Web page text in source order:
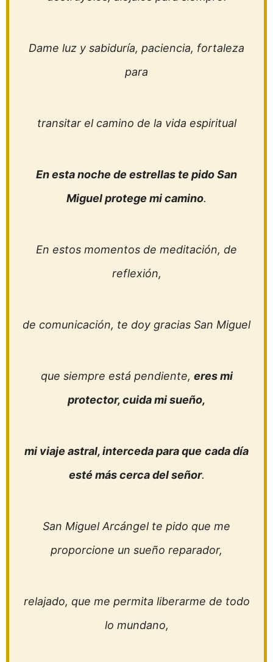
Dame luz y sabiduría, paciencia, fortaleza
para
transitar el camino de la vida espiritual
En esta noche de estrellas te pido San
Miguel protege mi camino.
En estos momentos de meditación, de
reflexión,
de comunicación, te doy gracias San Miguel
que siempre está pendiente, eres mi
protector, cuida mi sueño,
mi viaje astral, interceda para que cada día
esté más cerca del señor.
San Miguel Arcángel te pido que me
proporcione un sueño reparador,
relajado, que me permita liberarme de todo
lo mundano,